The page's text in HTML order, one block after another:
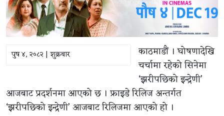
पुष ४, २०८२ | शुक्रबार
काठमाडौं । घोषणादेखि
चर्चामा रहेको सिनेमा
‘झरीपछिको इन्द्रेणी’
आजबाट प्रदर्शनमा आएको छ । फ्राइडे रिलिज अन्तर्गत
‘झरीपछिको इन्द्रेणी’ आजबाट रिलिजमा आएको हो ।